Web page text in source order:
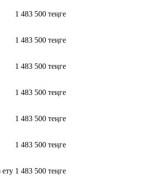
1 483 500 теңге
1 483 500 теңге
1 483 500 теңге
1 483 500 теңге
1 483 500 теңге
1 483 500 теңге
ету 1 483 500 теңге